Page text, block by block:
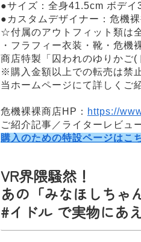
●サイズ：全身41.5cm ボデイ
●カスタムデザイナー：危機
☆付属のアウトフィット類は
・フラフィー衣装・靴・危
商店特製「囚われのゆりかご
※購入金額以上での転売は禁
当ホームページにて詳しくご
危機裸裸商店HP： https://
ご紹介記事／ライターレビュ
購入のための特設ページはこ
VR界隈騒然！
あの「みなほしちゃ
#イドル で実物にあ